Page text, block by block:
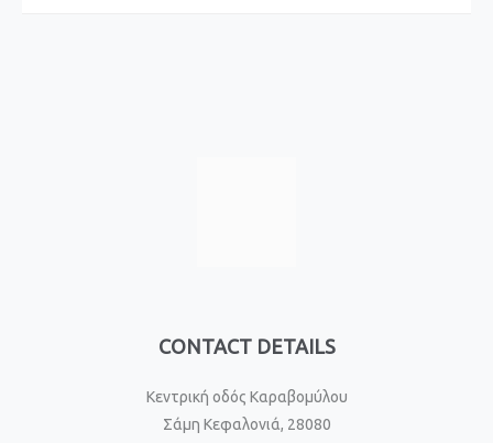
CONTACT DETAILS
Κεντρική οδός Καραβομύλου
Σάμη Κεφαλονιά, 28080